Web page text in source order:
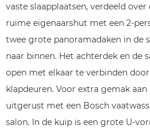
vaste slaapplaatsen, verdeeld
ruime eigenaarshut met een 2-
twee grote panoramadaken in de
naar binnen. Het achterdek en de
open met elkaar te verbinden
klapdeuren. Voor extra gemak
uitgerust met een Bosch
salon. In de kuip is een grote U-